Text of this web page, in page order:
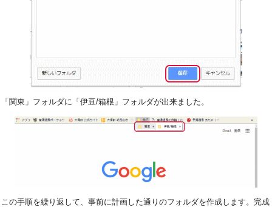
「関東」フォルダに「伊豆/箱根」フォルダが出来ました。
この手順を繰り返して、事前に計画した通りのフォルダを作成します。完成